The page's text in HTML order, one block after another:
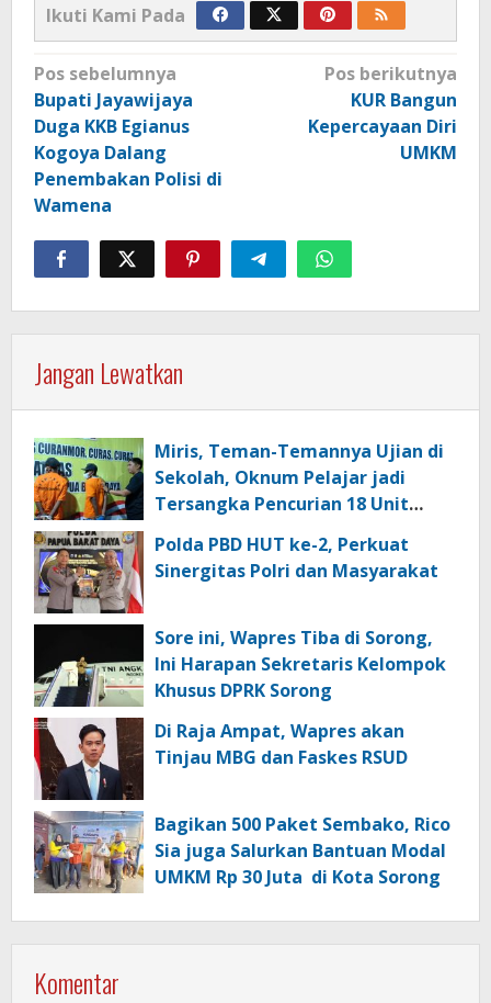
Ikuti Kami Pada
Navigasi
pos
Pos sebelumnya
Bupati Jayawijaya
Duga KKB Egianus
Kogoya Dalang
Penembakan Polisi di
Wamena
Pos berikutnya
KUR Bangun
Kepercayaan Diri
UMKM
Jangan Lewatkan
Miris, Teman-Temannya Ujian di
Sekolah, Oknum Pelajar jadi
Tersangka Pencurian 18 Unit
Polda PBD HUT ke-2, Perkuat
Sinergitas Polri dan Masyarakat
Sore ini, Wapres Tiba di Sorong,
Ini Harapan Sekretaris Kelompok
Khusus DPRK Sorong
Di Raja Ampat, Wapres akan
Tinjau MBG dan Faskes RSUD
Bagikan 500 Paket Sembako, Rico
Sia juga Salurkan Bantuan Modal
UMKM Rp 30 Juta di Kota Sorong
Komentar